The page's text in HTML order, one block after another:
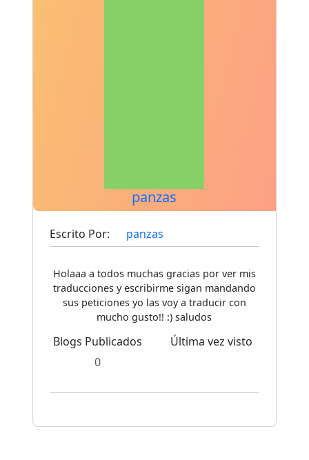
panzas
Escrito Por: panzas
Holaaa a todos muchas gracias por ver mis
traducciones y escribirme sigan mandando
sus peticiones yo las voy a traducir con
mucho gusto!! :) saludos
Blogs Publicados
0
Última vez visto